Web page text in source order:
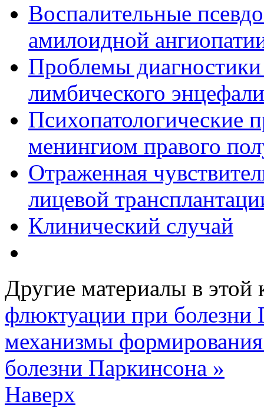
Воспалительные
амилоидной
Проблемы диагностики
лимбического
Психопатологические
менингиом правого
Отраженная
лицевой
Клинический случай
Другие материалы в этой
флюктуации при болезни
механизмы
болезни Паркинсона »
Наверх